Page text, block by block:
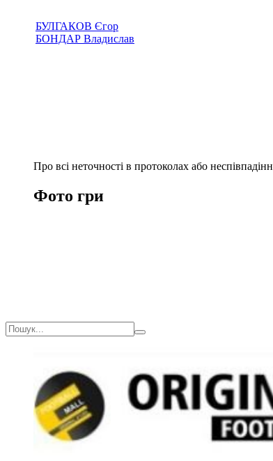
БУЛГАКОВ Єгор
БОНДАР Владислав
Про всі неточності в протоколах або
Фото гри